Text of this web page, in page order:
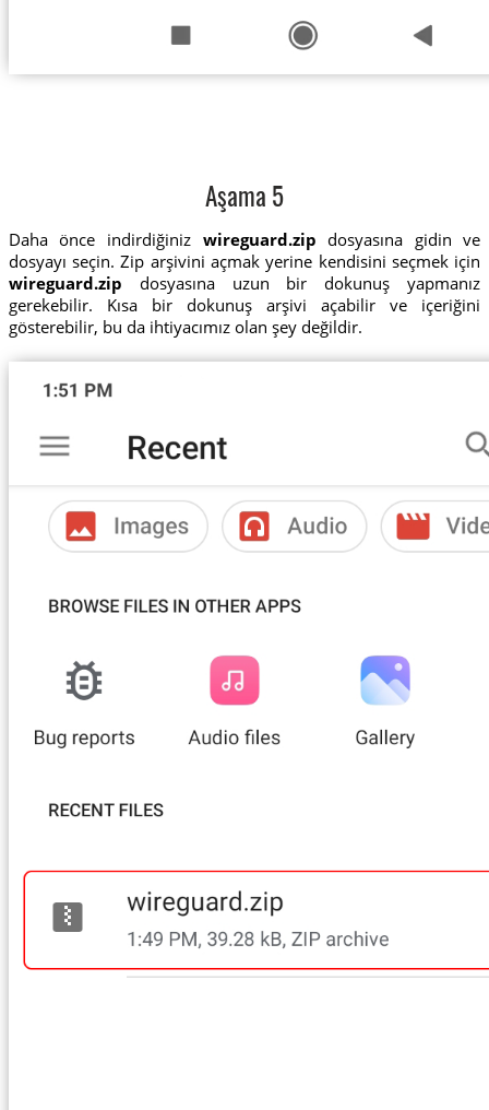
Aşama 5
Daha önce indirdiğiniz wireguard.zip dosyasına gidin ve
dosyayı seçin. Zip arşivini açmak yerine kendisini seçmek için
wireguard.zip dosyasına uzun bir dokunuş yapmanız
gerekebilir. Kısa bir dokunuş arşivi açabilir ve içeriğini
gösterebilir, bu da ihtiyacımız olan şey değildir.